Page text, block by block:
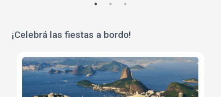
¡Celebrá las fiestas a bordo!